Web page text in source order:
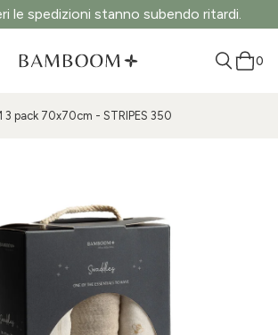
le spedizioni stanno subendo ritardi.
0
3 pack 70x70cm - STRIPES 350